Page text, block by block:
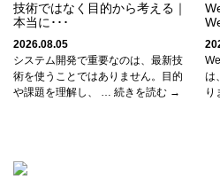
技術ではなく目的から考える｜
本当に･･･
2026.08.05
システム開発で重要なのは、最新技
術を使うことではありません。目的
や課題を理解し、 … 続きを読む →
は
り